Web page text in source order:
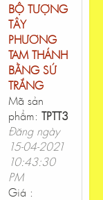
BỘ TƯỢNG
TÂY
PHƯƠNG
TAM THÁNH
BẰNG SỨ
TRẮNG
Mã sản
phẩm: TPTT3
Đăng ngày
15-04-2021
10:43:30
PM
Giá :